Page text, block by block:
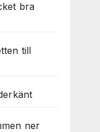
bra
till
ner